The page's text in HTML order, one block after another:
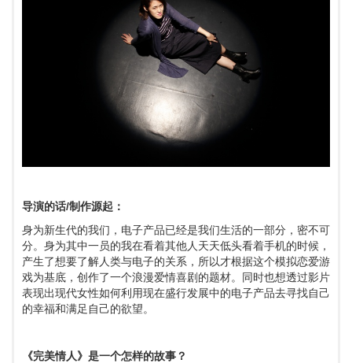
导演的话/制作源起：
身为新生代的我们，电子产品已经是我们生活的一部分，密不可
分。身为其中一员的我在看着其他人天天低头看着手机的时候，
产生了想要了解人类与电子的关系，所以才根据这个模拟恋爱游
戏为基底，创作了一个浪漫爱情喜剧的题材。同时也想透过影片
表现出现代女性如何利用现在盛行发展中的电子产品去寻找自己
的幸福和满足自己的欲望。
《完美情人》是一个怎样的故事？